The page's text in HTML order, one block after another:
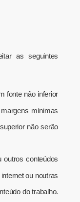
as seguintes
fonte não inferior
mínimas
não serão
outros conteúdos
ou noutras
do trabalho.